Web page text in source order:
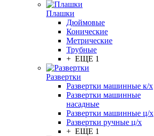
Плашки
Дюймовые
Конические
Метрические
Трубные
+ ЕЩЕ 1
Развертки
Развертки машинные к/х
Развертки машинные
насадные
Развертки машинные ц/х
Развертки ручные ц/х
+ ЕЩЕ 1